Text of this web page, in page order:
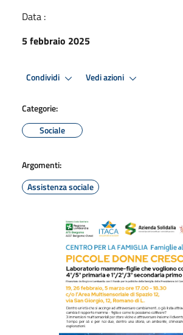
Data :
5 febbraio 2025
Condividi Vedi azioni
Categorie:
Sociale
Argomenti:
Assistenza sociale